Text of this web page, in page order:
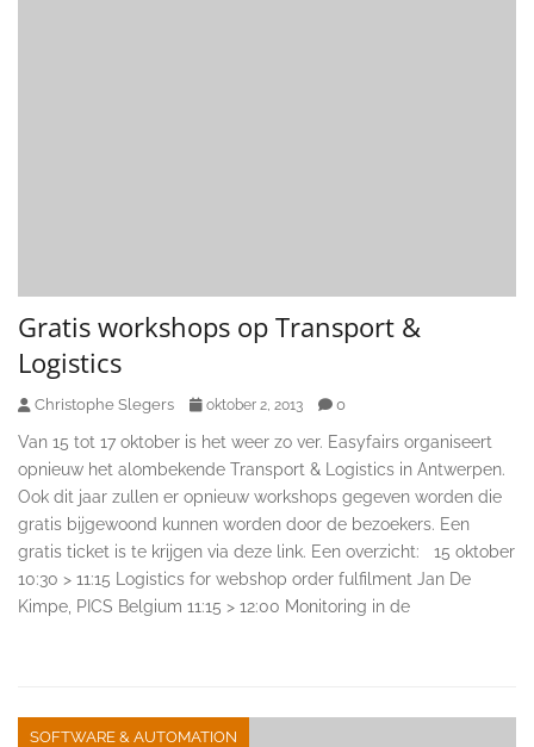
Gratis workshops op Transport &
Logistics
Christophe Slegers oktober 2, 2013 0
Van 15 tot 17 oktober is het weer zo ver. Easyfairs organiseert
opnieuw het alombekende Transport & Logistics in Antwerpen.
Ook dit jaar zullen er opnieuw workshops gegeven worden die
gratis bijgewoond kunnen worden door de bezoekers. Een
gratis ticket is te krijgen via deze link. Een overzicht: 15 oktober
10:30 > 11:15 Logistics for webshop order fulfilment Jan De
Kimpe, PICS Belgium 11:15 > 12:00 Monitoring in de
SOFTWARE & AUTOMATION